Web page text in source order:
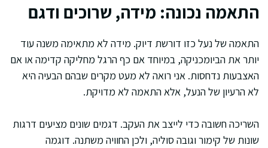
התאמה נכונה: מידה, שרוכים ודגם
התאמה של נעל כזו דורשת דיוק. מידה לא מתאימה משנה עוד
יותר את הביומכניקה, במיוחד אם כף הרגל מחליקה קדימה או אם
האצבעות נדחסות. אני רואה לא מעט מקרים שבהם הבעיה היא
לא הרעיון של הנעל, אלא התאמה לא מדויקת.
השריכה חשובה כדי לייצב את העקב. דגמים שונים מציעים דרגות
שונות של קימור וגובה סוליה, ולכן החוויה משתנה. דוגמה